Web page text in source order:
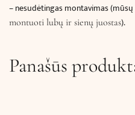
– nesudėtingas montavimas
montuoti lubų ir sienų juostas).
Panašūs